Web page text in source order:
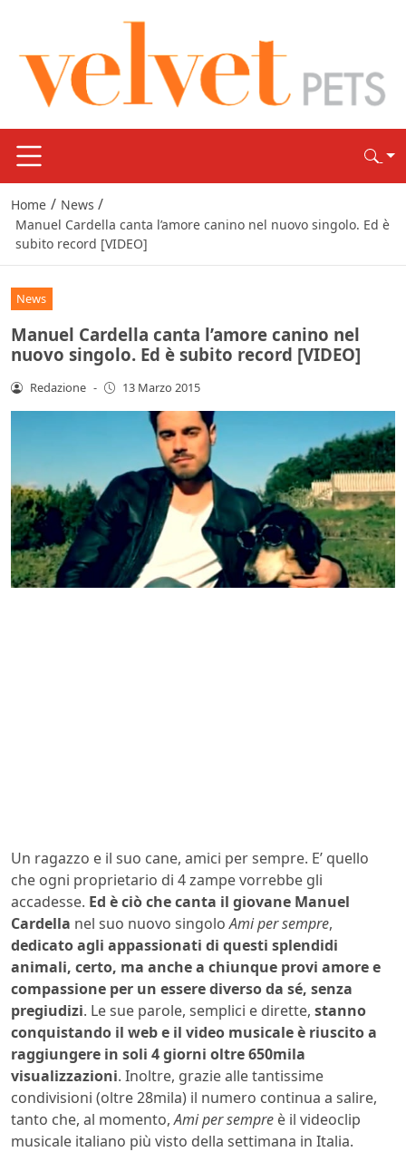
Home / News /
Manuel Cardella canta l’amore canino nel nuovo singolo. Ed è
subito record [VIDEO]
News
Manuel Cardella canta l’amore canino nel
nuovo singolo. Ed è subito record [VIDEO]
Redazione - 13 Marzo 2015
Un ragazzo e il suo cane, amici per sempre. E’ quello
che ogni proprietario di 4 zampe vorrebbe gli
accadesse. Ed è ciò che canta il giovane Manuel
Cardella nel suo nuovo singoloAmi per sempre,
dedicato agli appassionati di questi splendidi
animali, certo, ma anche a chiunque provi amore e
compassione per un essere diverso da sé, senza
pregiudizi. Le sue parole, semplici e dirette, stanno
conquistando il web e il video musicale è riuscito a
raggiungere in soli 4 giorni oltre 650mila
visualizzazioni. Inoltre, grazie alle tantissime
condivisioni (oltre 28mila) il numero continua a salire,
tanto che, al momento,Ami per sempre è il videoclip
musicale italiano più visto della settimana in Italia.